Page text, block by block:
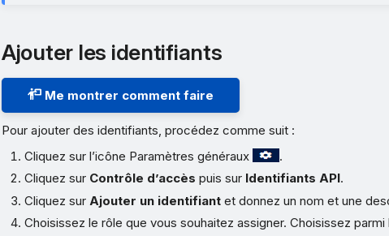
Ajouter les identifiants
Me montrer comment faire
Pour ajouter des identifiants, procédez comme suit :
Cliquez sur l’icône Paramètres généraux
.
Cliquez sur Contrôle d’accès puis sur Identifiants API.
Cliquez surAjouter un identifiant et donnez un nom et une
Choisissez le rôle que vous souhaitez assigner. Choisissez